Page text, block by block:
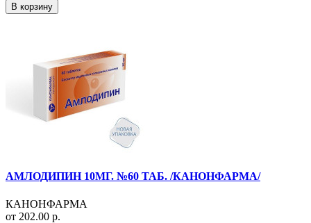
В корзину
АМЛОДИПИН 10МГ. №60 ТАБ. /КАНОНФАРМА/
КАНОНФАРМА
от 202.00 р.